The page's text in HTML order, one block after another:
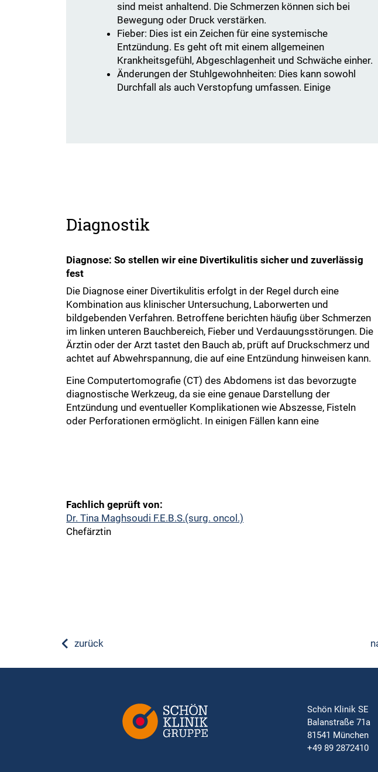
sind meist anhaltend. Die Schmerzen können sich bei
Bewegung oder Druck verstärken.
Fieber: Dies ist ein Zeichen für eine systemische
Entzündung. Es geht oft mit einem allgemeinen
Krankheitsgefühl, Abgeschlagenheit und Schwäche einher.
Änderungen der Stuhlgewohnheiten: Dies kann sowohl
Durchfall als auch Verstopfung umfassen. Einige
Diagnostik
Diagnose: So stellen wir eine Divertikulitis sicher und zuverlässig
fest
Die Diagnose einer Divertikulitis erfolgt in der Regel durch eine
Kombination aus klinischer Untersuchung, Laborwerten und
bildgebenden Verfahren. Betroffene berichten häufig über Schmerzen
im linken unteren Bauchbereich, Fieber und Verdauungsstörungen. Die
Ärztin oder der Arzt tastet den Bauch ab, prüft auf Druckschmerz und
achtet auf Abwehrspannung, die auf eine Entzündung hinweisen kann.
Eine Computertomografie (CT) des Abdomens ist das bevorzugte
diagnostische Werkzeug, da sie eine genaue Darstellung der
Entzündung und eventueller Komplikationen wie Abszesse, Fisteln
oder Perforationen ermöglicht. In einigen Fällen kann eine
Fachlich geprüft von:
Dr. Tina Maghsoudi F.E.B.S.(surg. oncol.)
Chefärztin
zurück
Schön Klinik SE
Balanstraße 71a
81541 München
+49 89 2872410